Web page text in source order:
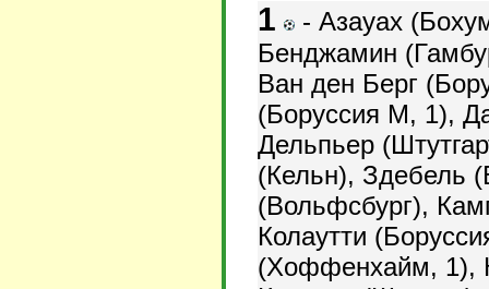
1 - Азауах
Бенджамин
Ван ден Берг
(Боруссия М, 1),
Дельпьер
(Кельн), Здебель
(Вольфсбург),
Колаутти
(Хоффенхайм, 1),